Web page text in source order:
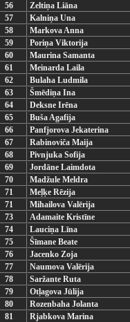
56
Zeltiņa Liāna
57
Kalniņa Una
58
Markova Anna
59
Poriņa Viktorija
60
Maurina Samanta
61
Meinarda Laila
62
Bulaha Ludmila
63
Šmēdiņa Ina
64
Deksne Irēna
65
Buša Agafija
66
Panfjorova Jekaterina
67
Rabinoviča Maija
68
Pivnjuka Sofija
69
Jordāne Laimdota
70
Madžule Meldra
71
Meļķe Rēzija
71
Mihailova Valērija
73
Adamaite Kristīne
74
Lauciņa Līna
75
Šīmane Beate
76
Jacenko Zoja
77
Naumova Valērija
78
Saržante Ruta
79
Otļagova Jūlija
80
Rozenbaha Jolanta
81
Rjabkova Marina